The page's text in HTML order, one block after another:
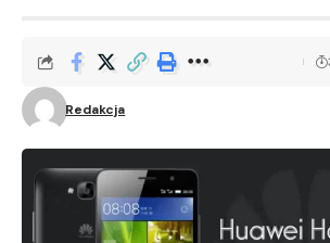
Redakcja